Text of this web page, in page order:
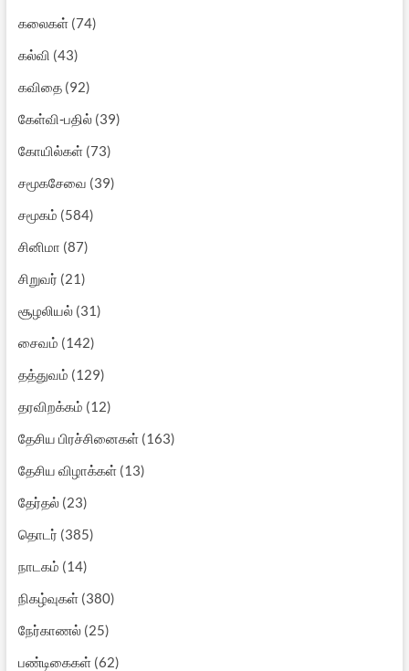
கலைகள்(74)
கல்வி (43)
கவிதை(92)
கேள்வி-பதில்(39)
கோயில்கள்(73)
சமூகசேவை (39)
சமூகம் (584)
சினிமா (87)
சிறுவர் (21)
சூழலியல்(31)
சைவம் (142)
தத்துவம் (129)
தரவிறக்கம் (12)
தேசிய பிரச்சினைகள்(163)
தேசிய விழாக்கள்(13)
தேர்தல்(23)
தொடர் (385)
நாடகம் (14)
நிகழ்வுகள்(380)
நேர்காணல்(25)
பண்டிகைகள்(62)